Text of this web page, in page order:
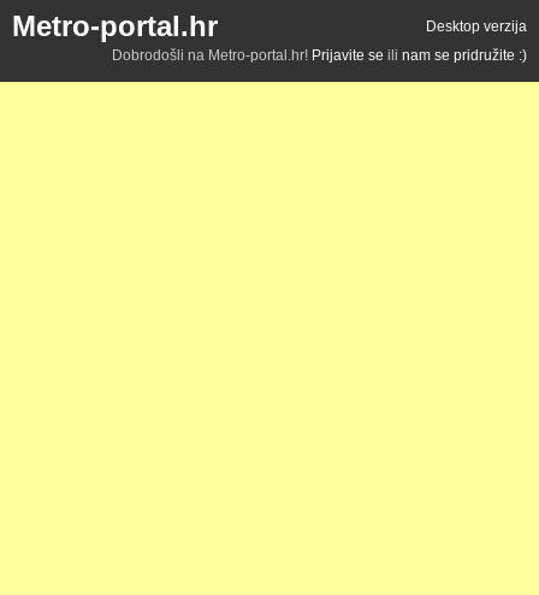
Metro-portal.hr
Desktop verzija
Dobrodošli na Metro-portal.hr! Prijavite se ili nam se pridružite :)